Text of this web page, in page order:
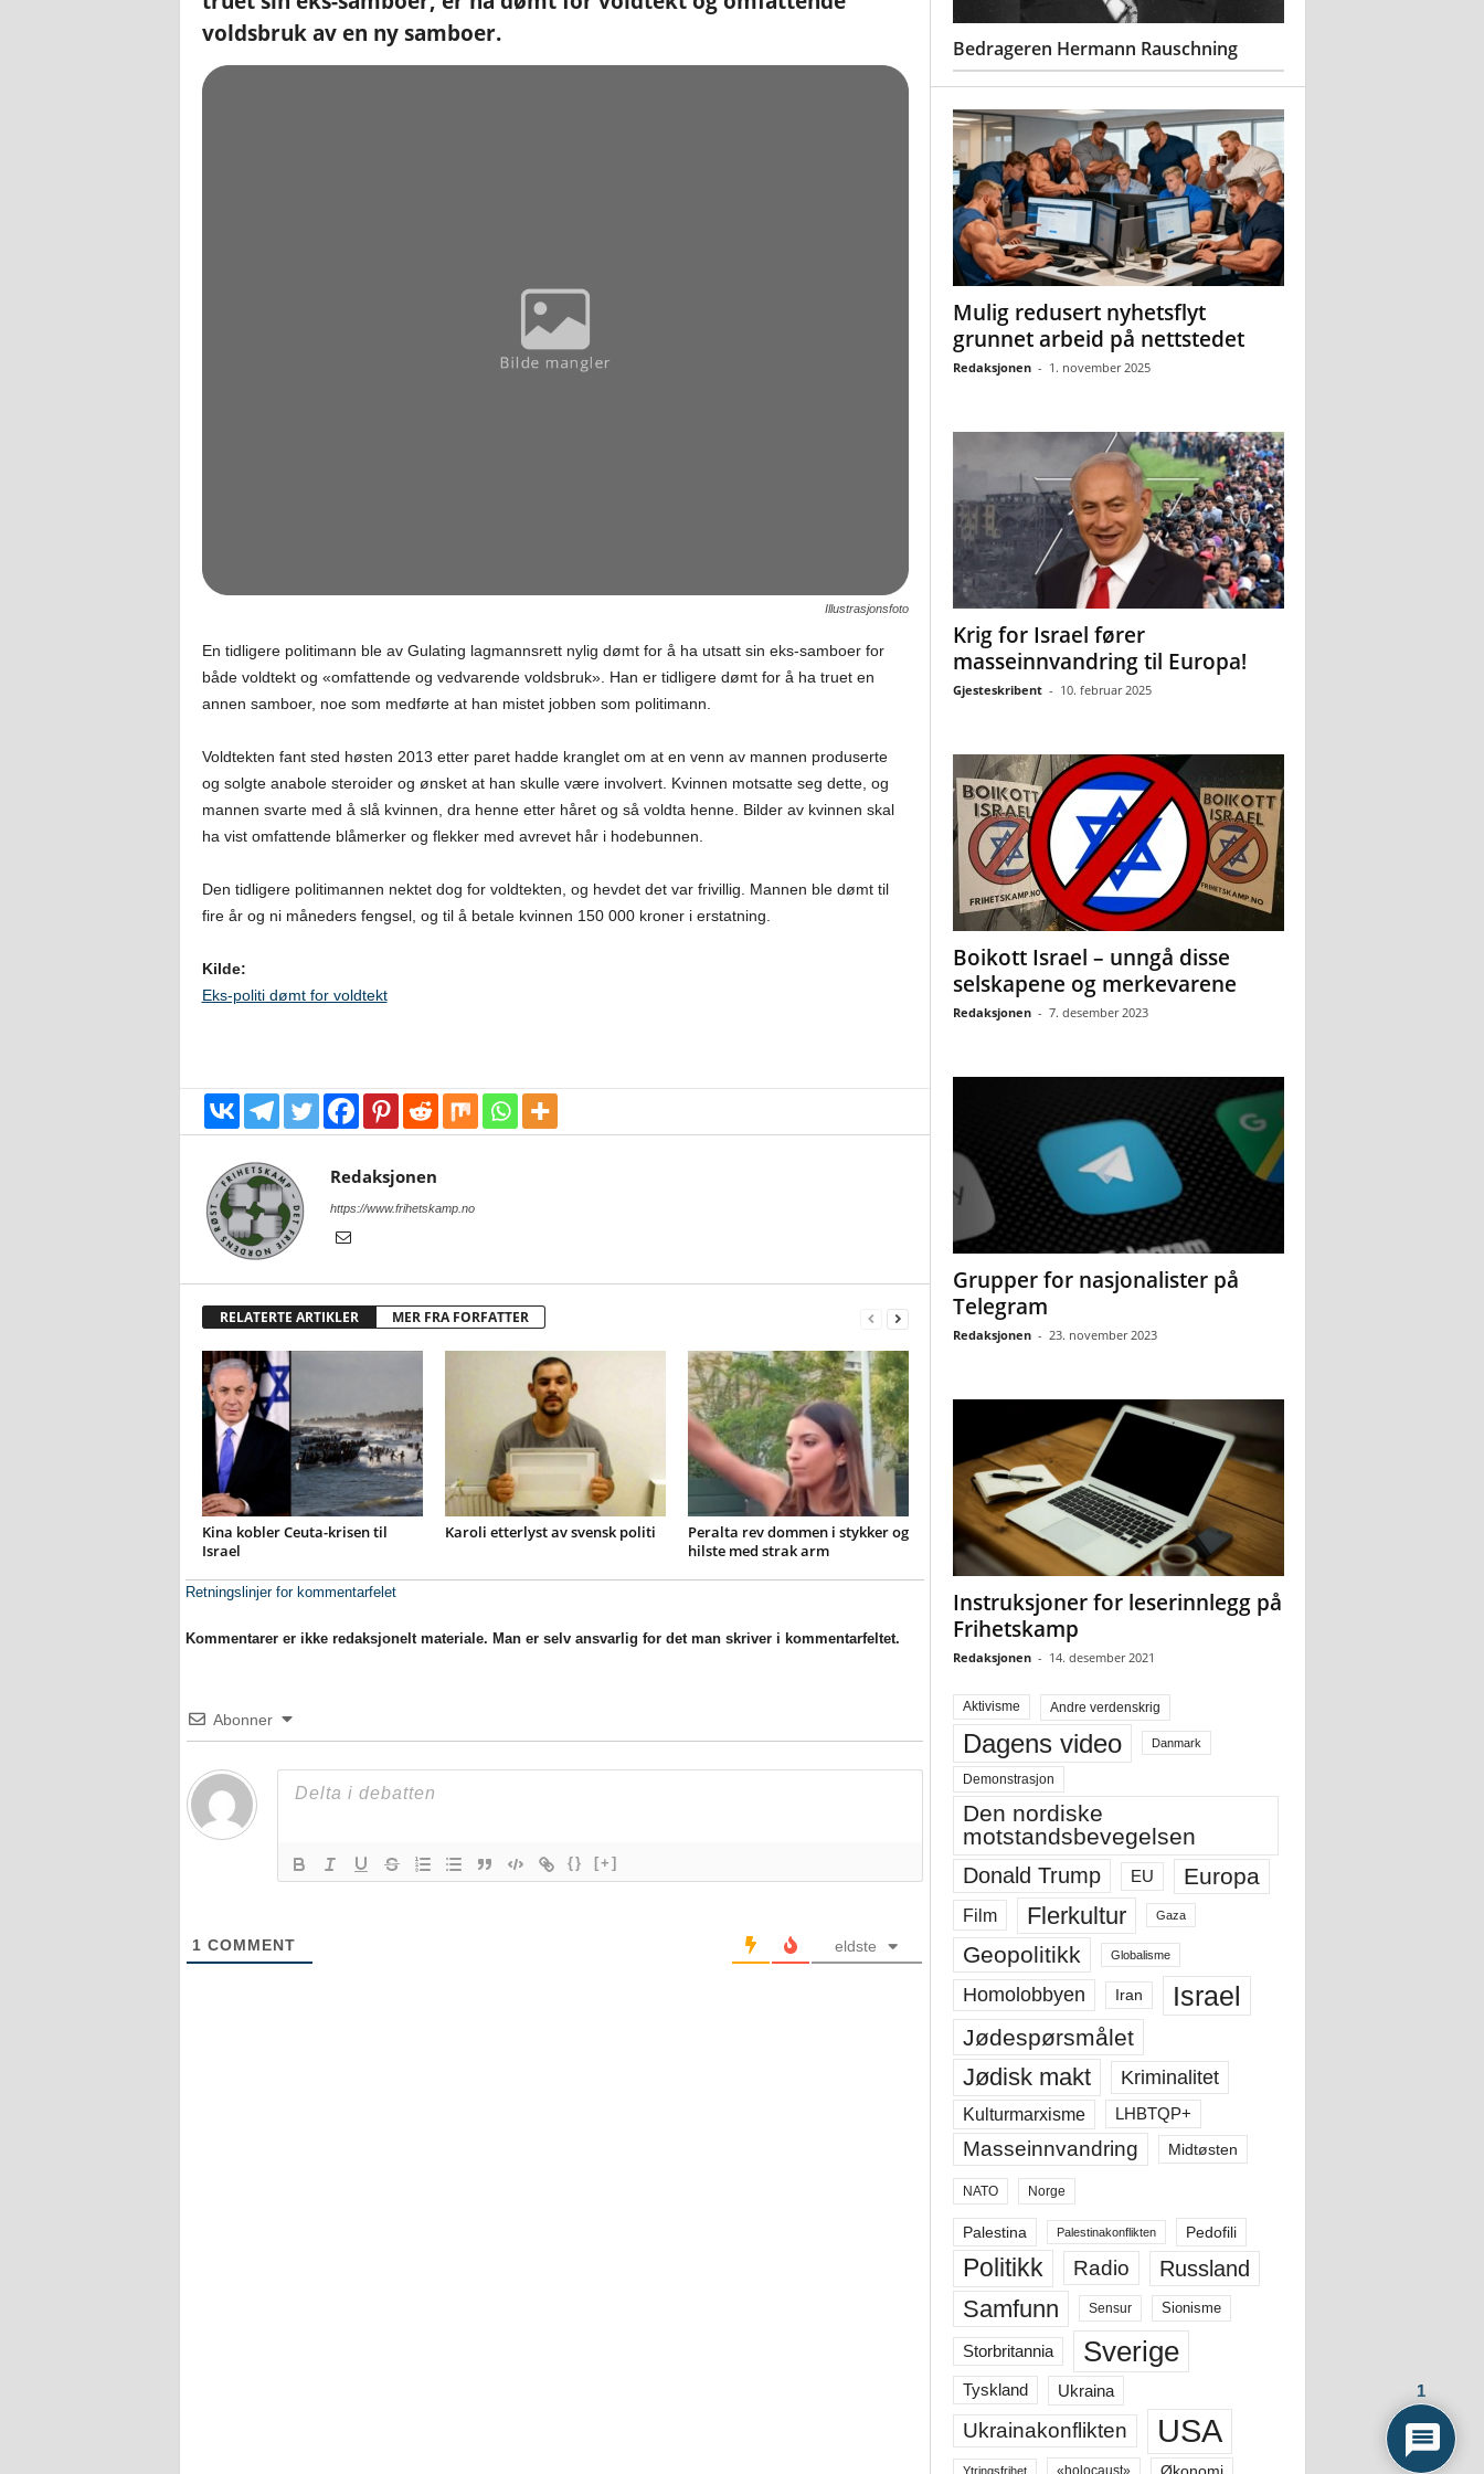
voldsbruk av en ny samboer.
Illustrasjonsfoto
En tidligere politimann ble av Gulating lagmannsrett nylig dømt for å ha utsatt sin eks-samboer for
både voldtekt og «omfattende og vedvarende voldsbruk». Han er tidligere dømt for å ha truet en
annen samboer, noe som medførte at han mistet jobben som politimann.
Voldtekten fant sted høsten 2013 etter paret hadde kranglet om at en venn av mannen produserte
og solgte anabole steroider og ønsket at han skulle være involvert. Kvinnen motsatte seg dette, og
mannen svarte med å slå kvinnen, dra henne etter håret og så voldta henne. Bilder av kvinnen skal
ha vist omfattende blåmerker og flekker med avrevet hår i hodebunnen.
Den tidligere politimannen nektet dog for voldtekten, og hevdet det var frivillig. Mannen ble dømt til
fire år og ni måneders fengsel, og til å betale kvinnen 150 000 kroner i erstatning.
Kilde:
Eks-politi dømt for voldtekt
Redaksjonen
https://www.frihetskamp.no
RELATERTE ARTIKLER MER FRA FORFATTER
Kina kobler Ceuta-krisen til
Israel
Karoli etterlyst av svensk politi
Peralta rev dommen i stykker og
hilste med strak arm
Retningslinjer for kommentarfelet
Kommentarer er ikke redaksjonelt materiale. Man er selv ansvarlig for det man skriver i kommentarfeltet.
Abonner
{} [+]
1 COMMENT eldste
Bedrageren Hermann Rauschning
Mulig redusert nyhetsflyt
grunnet arbeid på nettstedet
Redaksjonen - 1. november 2025
Krig for Israel fører
masseinnvandring til Europa!
Gjesteskribent - 10. februar 2025
Boikott Israel – unngå disse
selskapene og merkevarene
Redaksjonen - 7. desember 2023
Grupper for nasjonalister på
Telegram
Redaksjonen - 23. november 2023
Instruksjoner for leserinnlegg på
Frihetskamp
Redaksjonen - 14. desember 2021
Aktivisme Andre verdenskrig
Dagens video Danmark
Demonstrasjon
Den nordiske
motstandsbevegelsen
Donald Trump EU Europa
Film Flerkultur Gaza
Geopolitikk Globalisme
Homolobbyen Iran Israel
Jødespørsmålet
Jødisk makt Kriminalitet
Kulturmarxisme LHBTQP+
Masseinnvandring Midtøsten
NATO Norge
Palestina Palestinakonflikten Pedofili
Politikk Radio Russland
Samfunn Sensur Sionisme
Storbritannia Sverige
Tyskland Ukraina
Ukrainakonflikten USA
Ytringsfrihet
1